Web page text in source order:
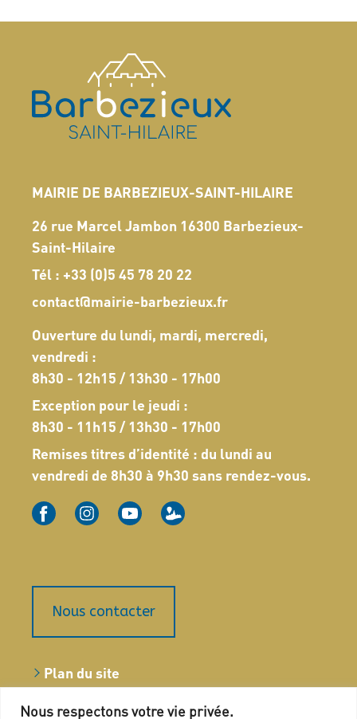
Nous respectons votre vie privée.
MAIRIE DE BARBEZIEUX-SAINT-HILAIRE
26 rue Marcel Jambon 16300 Barbezieux-
Saint-Hilaire
Tél : +33 (0)5 45 78 20 22
contact@mairie-barbezieux.fr
Ouverture du lundi, mardi, mercredi,
vendredi :
8h30 - 12h15 / 13h30 - 17h00
Exception pour le jeudi :
8h30 - 11h15 / 13h30 - 17h00
Remises titres d’identité : du lundi au
vendredi de 8h30 à 9h30 sans rendez-vous.
Nous contacter
Plan du site